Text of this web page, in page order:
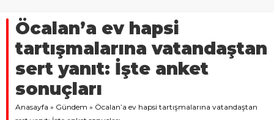
Öcalan’a ev hapsi
tartışmalarına vatandaştan
sert yanıt: İşte anket
sonuçları
Anasayfa » Gündem » Öcalan’a ev hapsi tartışmalarına vatandaştan